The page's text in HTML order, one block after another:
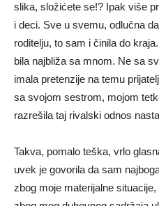
slika, složićete se!? Ipak više
i deci. Sve u svemu, odlučna
roditelju, to sam i činila do
bila najbliža sa mnom. Ne sa
imala pretenzije na temu
sa svojom sestrom, mojom
razrešila taj rivalski odnos
Takva, pomalo teška, vrlo
uvek je govorila da sam
zbog moje materijalne